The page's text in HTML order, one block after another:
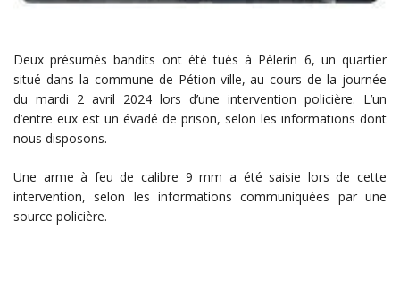
Deux présumés bandits ont été tués à Pèlerin 6, un quartier
situé dans la commune de Pétion-ville, au cours de la journée
du mardi 2 avril 2024 lors d’une intervention policière. L’un
d’entre eux est un évadé de prison, selon les informations dont
nous disposons.
Une arme à feu de calibre 9 mm a été saisie lors de cette
intervention, selon les informations communiquées par une
source policière.